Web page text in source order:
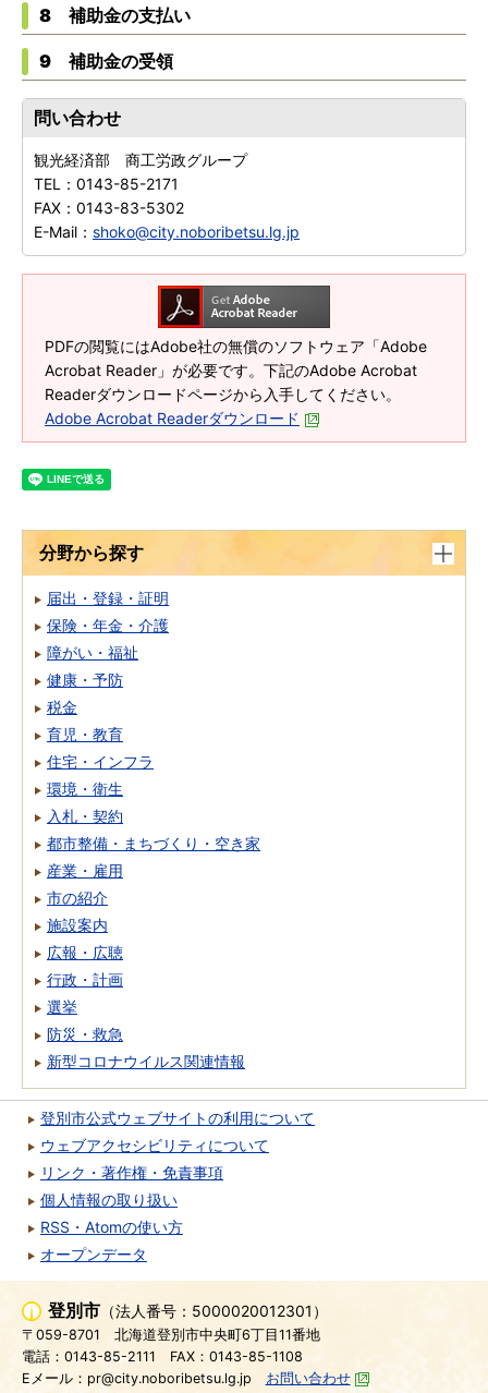
8 補助金の支払い
9 補助金の受領
問い合わせ
観光経済部 商工労政グループ
TEL： 0143-85-2171
FAX： 0143-83-5302
E-Mail： shoko@city.noboribetsu.lg.jp
PDFの閲覧にはAdobe社の無償のソフトウェア「Adobe
Acrobat Reader」が必要です。下記のAdobe Acrobat
Readerダウンロードページから入手してください。
Adobe Acrobat Readerダウンロード
分野から探す
届出・登録・証明
保険・年金・介護
障がい・福祉
健康・予防
税金
育児・教育
住宅・インフラ
環境・衛生
入札・契約
都市整備・まちづくり・空き家
産業・雇用
市の紹介
施設案内
広報・広聴
行政・計画
選挙
防災・救急
新型コロナウイルス関連情報
登別市公式ウェブサイトの利用について
ウェブアクセシビリティについて
リンク・著作権・免責事項
個人情報の取り扱い
RSS・Atomの使い方
オープンデータ
登別市 （法人番号：5000020012301）
〒059-8701
北海道登別市中央町6丁目11番地
電話：0143-85-2111
FAX：0143-85-1108
Eメール：pr@city.noboribetsu.lg.jp
お問い合わせ